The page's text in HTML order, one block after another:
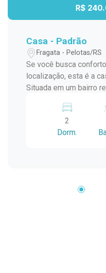
R$
Casa - Padrão
Fragata - Pelotas/RS
Se você busca
localização, esta é a
Situada em um bairro
ônibus, ela oferece
para viver com qualidade. Características
Imóvel 2 dormitórios
ambientes Rua tranquila e
2
Dorm.